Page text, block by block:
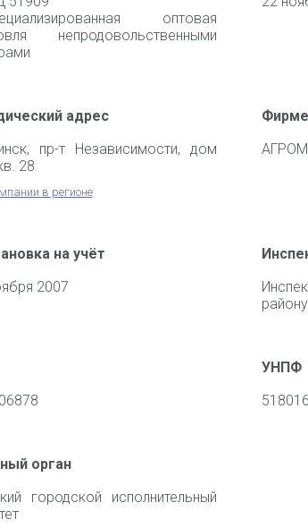
оптовая
непродовольственными
адрес
пр-т Независимости, дом
28
в регионе
на учёт
2007
УНПФ
орган
городской исполнительный